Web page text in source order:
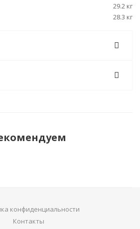
29.2 кг
28.3 кг
конфиденциальности
Контакты